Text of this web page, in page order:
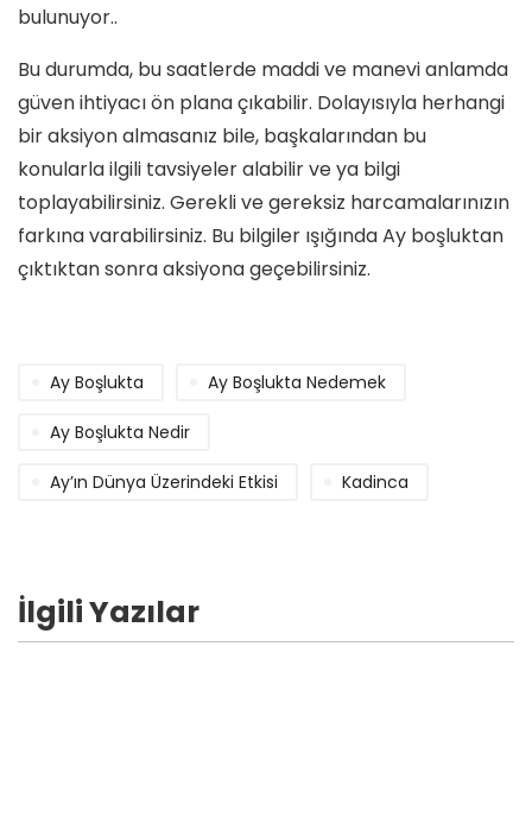
bulunuyor..
Bu durumda, bu saatlerde maddi ve manevi anlamda
güven ihtiyacı ön plana çıkabilir. Dolayısıyla herhangi
bir aksiyon almasanız bile, başkalarından bu
konularla ilgili tavsiyeler alabilir ve ya bilgi
toplayabilirsiniz. Gerekli ve gereksiz harcamalarınızın
farkına varabilirsiniz. Bu bilgiler ışığında Ay boşluktan
çıktıktan sonra aksiyona geçebilirsiniz.
Ay Boşlukta Ay Boşlukta Nedemek
Ay Boşlukta Nedir
Ay’ın Dünya Üzerindeki Etkisi Kadinca
İlgili Yazılar